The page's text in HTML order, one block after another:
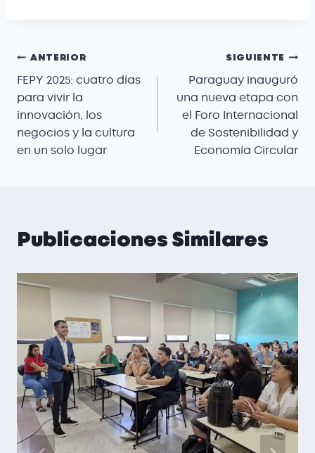
ANTERIOR
FEPY 2025: cuatro días
para vivir la
innovación, los
negocios y la cultura
en un solo lugar
SIGUIENTE
Paraguay inauguró
una nueva etapa con
el Foro Internacional
de Sostenibilidad y
Economía Circular
Publicaciones Similares